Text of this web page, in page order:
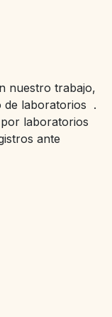
nuestro trabajo,
de laboratorios .
laboratorios
ante